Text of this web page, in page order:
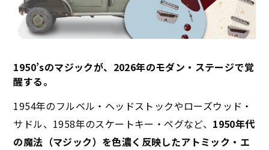
1950’sのマジックが、2026年のモダン・ステージで覚
醒する。
1954年のフルベル・ヘッドストックやローズウッド・
サドル、1958年のスケートキー・ペグなど、 1950年代
の魔法（マジック）を色濃く反映したアトミック・エ